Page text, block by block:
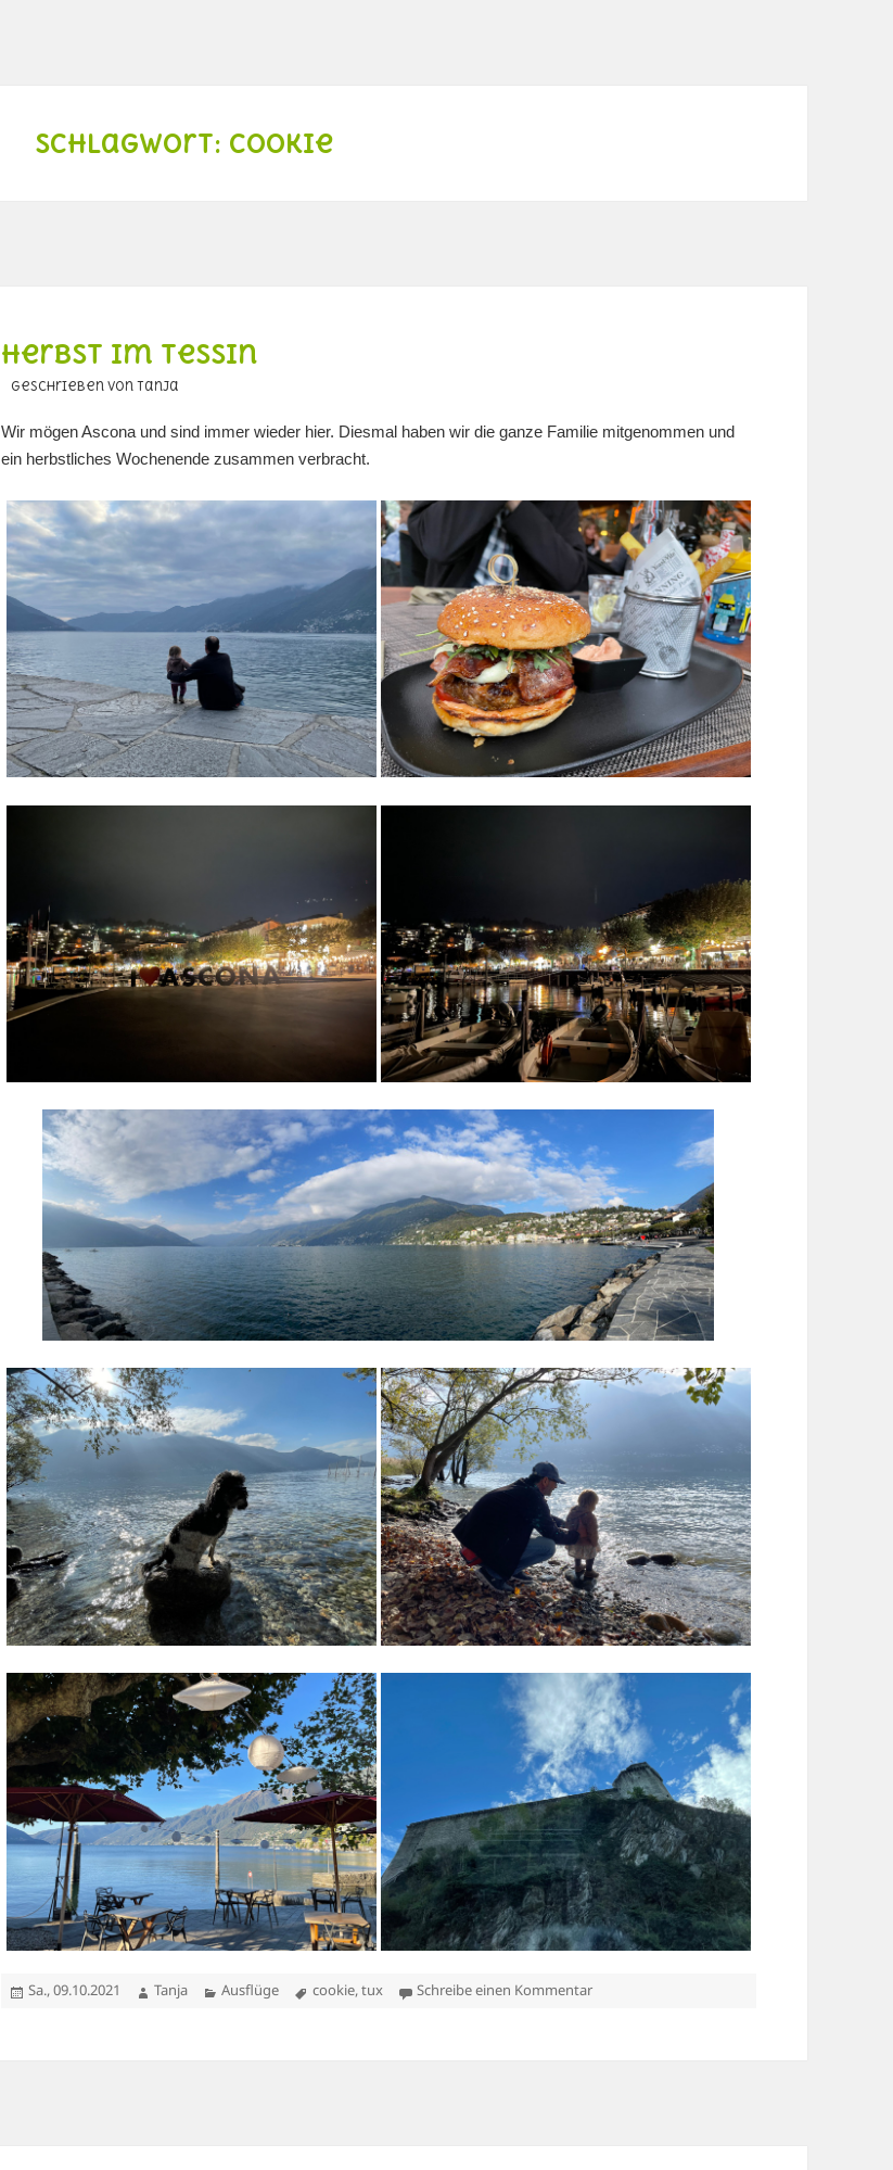
Schlagwort: cookie
Herbst im Tessin
geschrieben von Tanja
Wir mögen Ascona und sind immer wieder hier. Diesmal haben wir die ganze Familie mitgenommen und
ein herbstliches Wochenende zusammen verbracht.
Veröffentlicht
Sa., 09.10.2021 Autor
Tanja Kategorien
Ausflüge Schlagwörter
cookie,tux Schreibe einen Kommentarzu Herbst im Tessin